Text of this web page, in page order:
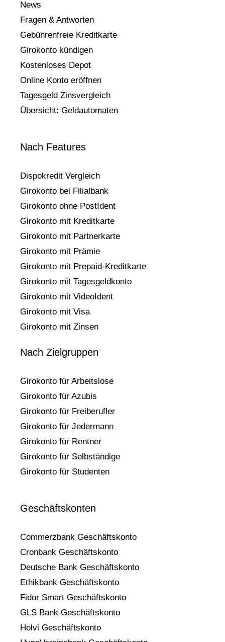
News
Fragen & Antworten
Gebührenfreie Kreditkarte
Girokonto kündigen
Kostenloses Depot
Online Konto eröffnen
Tagesgeld Zinsvergleich
Übersicht: Geldautomaten
Nach Features
Dispokredit Vergleich
Girokonto bei Filialbank
Girokonto ohne PostIdent
Girokonto mit Kreditkarte
Girokonto mit Partnerkarte
Girokonto mit Prämie
Girokonto mit Prepaid-Kreditkarte
Girokonto mit Tagesgeldkonto
Girokonto mit VideoIdent
Girokonto mit Visa
Girokonto mit Zinsen
Nach Zielgruppen
Girokonto für Arbeitslose
Girokonto für Azubis
Girokonto für Freiberufler
Girokonto für Jedermann
Girokonto für Rentner
Girokonto für Selbständige
Girokonto für Studenten
Geschäftskonten
Commerzbank Geschäftskonto
Cronbank Geschäftskonto
Deutsche Bank Geschäftskonto
Ethikbank Geschäftskonto
Fidor Smart Geschäftskonto
GLS Bank Geschäftskonto
Holvi Geschäftskonto